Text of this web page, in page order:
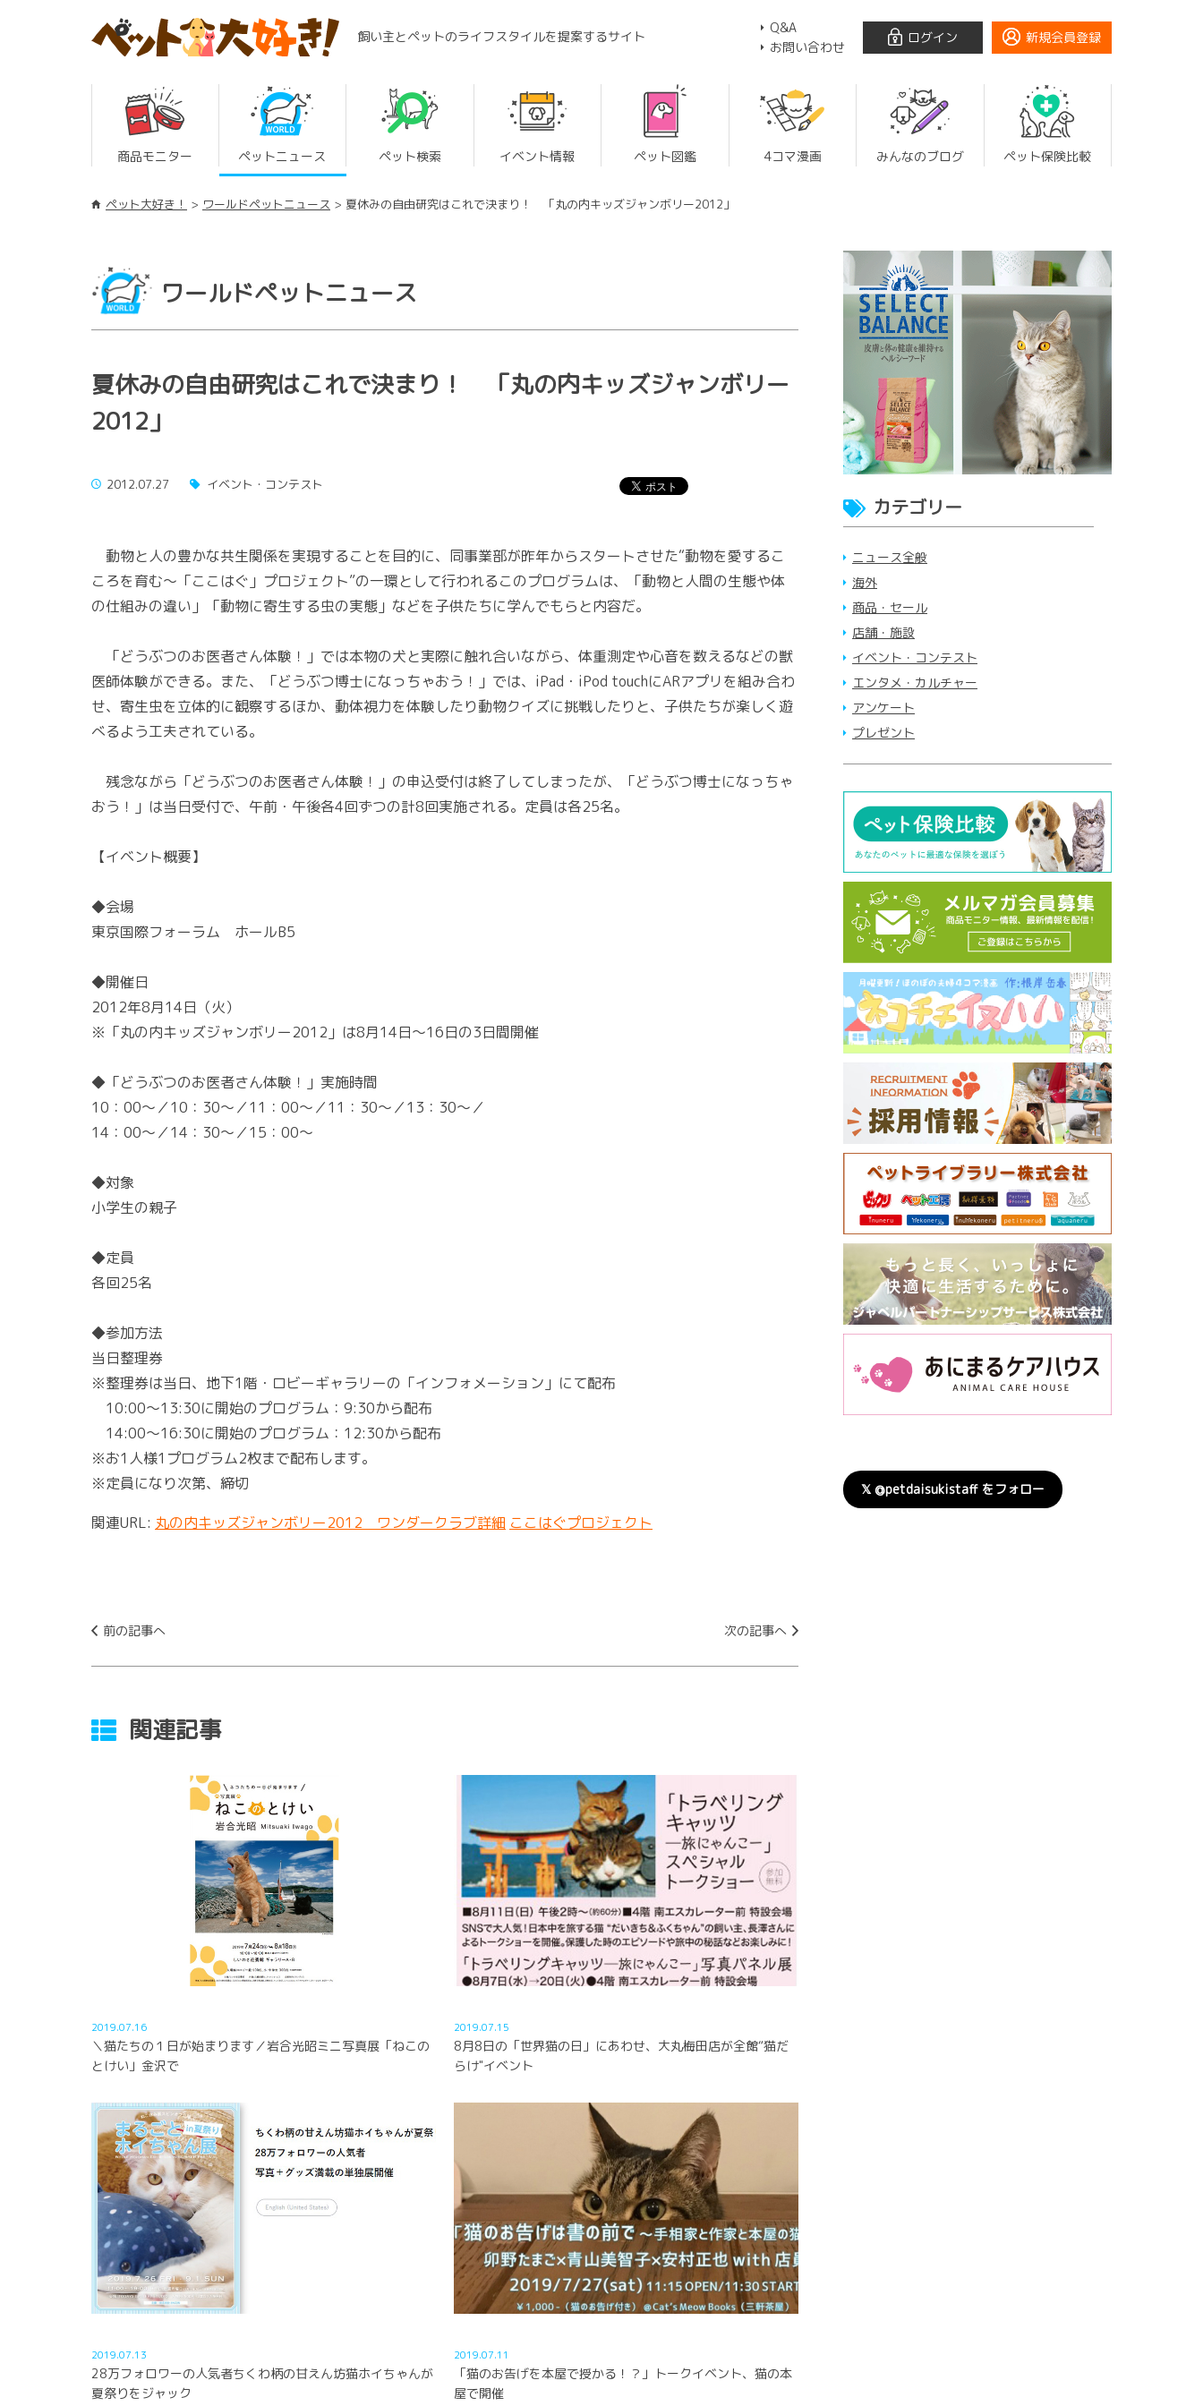
飼い主とペットのライフスタイルを提案するサイト
Q&A
お問い合わせ
ログイン 新規会員登録
商品モニター ペットニュース ペット検索 イベント情報 ペット図鑑 4コマ漫画 みんなのブログ ペット保険比較
ペット大好き！ ワールドペットニュース 夏休みの自由研究はこれで決まり！ 「丸の内キッズジャンボリー2012」
ワールドペットニュース
夏休みの自由研究はこれで決まり！ 「丸の内キッズジャンボリー
2012」
2012.07.27 イベント・コンテスト
動物と人の豊かな共生関係を実現することを目的に、同事業部が昨年からスタートさせた“動物を愛するこ
ころを育む～「ここはぐ」プロジェクト”の一環として行われるこのプログラムは、「動物と人間の生態や体
の仕組みの違い」「動物に寄生する虫の実態」などを子供たちに学んでもらと内容だ。
「どうぶつのお医者さん体験！」では本物の犬と実際に触れ合いながら、体重測定や心音を数えるなどの獣
医師体験ができる。また、「どうぶつ博士になっちゃおう！」では、iPad・iPod touchにARアプリを組み合わ
せ、寄生虫を立体的に観察するほか、動体視力を体験したり動物クイズに挑戦したりと、子供たちが楽しく遊
べるよう工夫されている。
残念ながら「どうぶつのお医者さん体験！」の申込受付は終了してしまったが、「どうぶつ博士になっちゃ
おう！」は当日受付で、午前・午後各4回ずつの計8回実施される。定員は各25名。
【イベント概要】
◆会場
東京国際フォーラム ホールB5
◆開催日
2012年8月14日（火）
※「丸の内キッズジャンボリー2012」は8月14日～16日の3日間開催
◆「どうぶつのお医者さん体験！」実施時間
10：00～／10：30～／11：00～／11：30～／13：30～／
14：00～／14：30～／15：00～
◆対象
小学生の親子
◆定員
各回25名
◆参加方法
当日整理券
※整理券は当日、地下1階・ロビーギャラリーの「インフォメーション」にて配布
10:00～13:30に開始のプログラム：9:30から配布
14:00～16:30に開始のプログラム：12:30から配布
※お1人様1プログラム2枚まで配布します。
※定員になり次第、締切
関連URL: 丸の内キッズジャンボリー2012 ワンダークラブ詳細 ここはぐプロジェクト
前の記事へ 次の記事へ
関連記事
2019.07.16
＼猫たちの１日が始まります／岩合光昭ミニ写真展「ねこの
とけい」金沢で
2019.07.15
8月8日の「世界猫の日」にあわせ、大丸梅田店が全館“猫だ
らけ"イベント
2019.07.13
28万フォロワーの人気者ちくわ柄の甘えん坊猫ホイちゃんが
夏祭りをジャック
2019.07.11
「猫のお告げを本屋で授かる！？」トークイベント、猫の本
屋で開催
カテゴリー
ニュース全般
海外
商品・セール
店舗・施設
イベント・コンテスト
エンタメ・カルチャー
アンケート
プレゼント
𝕏 @petdaisukistaff をフォロー